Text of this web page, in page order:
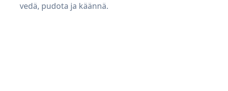
vedä, pudota ja käännä.